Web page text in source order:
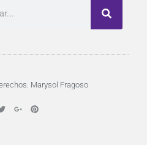
Marysol Fragoso
T
w
G
o
P
i